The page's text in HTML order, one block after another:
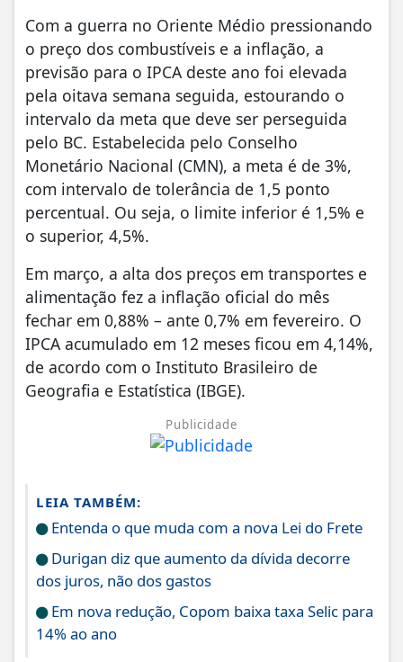
Com a guerra no Oriente Médio pressionando
o preço dos combustíveis e a inflação, a
previsão para o IPCA deste ano foi elevada
pela oitava semana seguida, estourando o
intervalo da meta que deve ser perseguida
pelo BC. Estabelecida pelo Conselho
Monetário Nacional (CMN), a meta é de 3%,
com intervalo de tolerância de 1,5 ponto
percentual. Ou seja, o limite inferior é 1,5% e
o superior, 4,5%.
Em março, a alta dos preços em transportes e
alimentação fez a inflação oficial do mês
fechar em 0,88% – ante 0,7% em fevereiro. O
IPCA acumulado em 12 meses ficou em 4,14%,
de acordo com o Instituto Brasileiro de
Geografia e Estatística (IBGE).
Publicidade
LEIA TAMBÉM:
Entenda o que muda com a nova Lei do Frete
Durigan diz que aumento da dívida decorre
dos juros, não dos gastos
Em nova redução, Copom baixa taxa Selic para
14% ao ano